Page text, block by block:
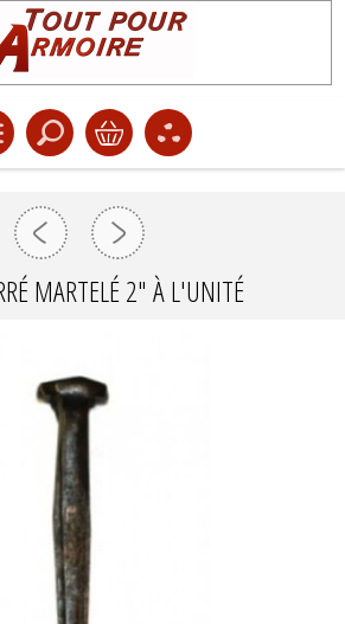
MARTELÉ 2" À L'UNITÉ